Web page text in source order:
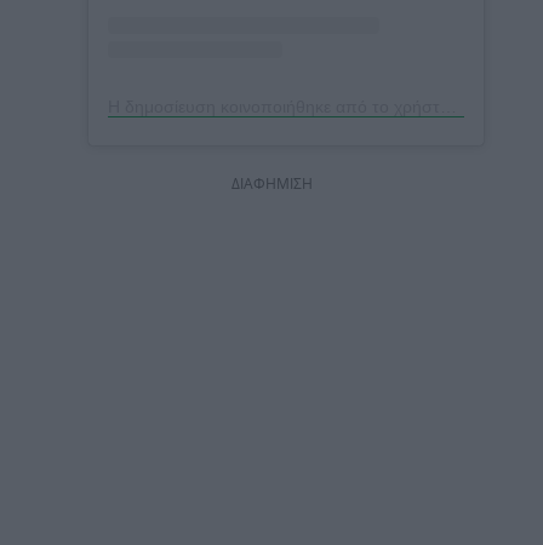
ΔΙΑΦΗΜΙΣΗ